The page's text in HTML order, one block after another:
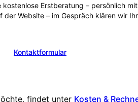
kostenlose Erstberatung – persönlich
der Website – im Gespräch klären wir
Kontaktformular
findet unter Kosten &